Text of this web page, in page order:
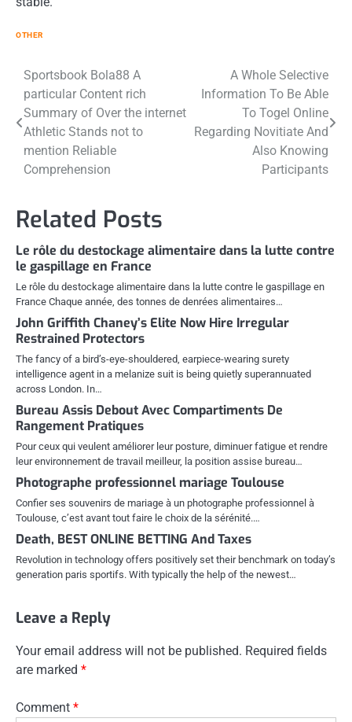
OTHER
Post
navigation
Sportsbook Bola88 A
particular Content rich
Summary of Over the internet
Athletic Stands not to
mention Reliable
Comprehension
A Whole Selective
Information To Be Able
To Togel Online
Regarding Novitiate And
Also Knowing
Participants
Related Posts
Le rôle du destockage alimentaire dans la lutte contre
le gaspillage en France
Le rôle du destockage alimentaire dans la lutte contre le gaspillage en
France Chaque année, des tonnes de denrées alimentaires…
John Griffith Chaney’s Elite Now Hire Irregular
Restrained Protectors
The fancy of a bird’s-eye-shouldered, earpiece-wearing surety
intelligence agent in a melanize suit is being quietly superannuated
across London. In…
Bureau Assis Debout Avec Compartiments De
Rangement Pratiques
Pour ceux qui veulent améliorer leur posture, diminuer fatigue et rendre
leur environnement de travail meilleur, la position assise bureau…
Photographe professionnel mariage Toulouse
Confier ses souvenirs de mariage à un photographe professionnel à
Toulouse, c’est avant tout faire le choix de la sérénité.…
Death, BEST ONLINE BETTING And Taxes
Revolution in technology offers positively set their benchmark on today’s
generation paris sportifs. With typically the help of the newest…
Leave a Reply
Your email address will not be published. Required fields
are marked *
Comment *